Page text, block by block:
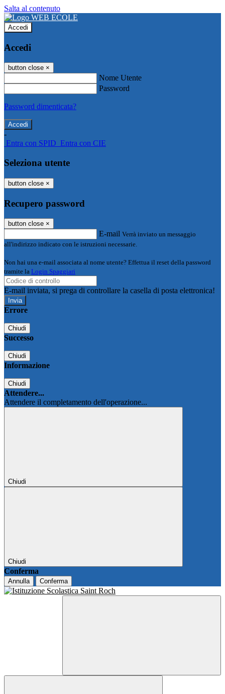
Salta al contenuto
Accedi
Accedi
button close ×
Nome Utente
Password
Password dimenticata?
-
Entra con SPID Entra con CIE
Seleziona utente
button close ×
Recupero password
button close ×
E-mail Verrà inviato un messaggio
all'indirizzo indicato con le istruzioni necessarie.
Non hai una e-mail associata al nome utente? Effettua il reset della password
tramite la Login Spaggiari
E-mail inviata, si prega di controllare la casella di posta elettronica!
Errore
Chiudi
Successo
Chiudi
Informazione
Chiudi
Attendere...
Attendere il completamento dell'operazione...
Chiudi
Chiudi
Conferma
Annulla Conferma